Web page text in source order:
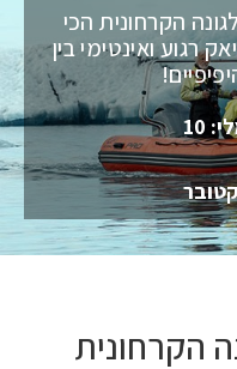
הקרחונית הכי
רגוע ואינטימי בין
10
הקרחונית